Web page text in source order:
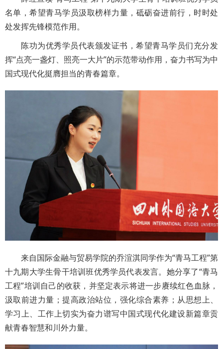
名单，希望青马学员汲取榜样力量，砥砺奋进前行，时时处
处发挥先锋模范作用。
陈功为优秀学员代表颁发证书，希望青马学员们充分发
挥“点亮一盏灯、照亮一大片”的示范带动作用，奋力书写为中
国式现代化挺膺担当的青春篇章。
来自国际金融与贸易学院的乔渲淇同学作为“青马工程”第
十九期大学生骨干培训班优秀学员代表发言。她分享了“青马
工程”培训自己的收获，并坚定表示将进一步赓续红色血脉，
汲取前进力量；提高政治站位，强化综合素养；从思想上、
学习上、工作上切实为奋力谱写中国式现代化建设新篇章贡
献青春智慧和川外力量。